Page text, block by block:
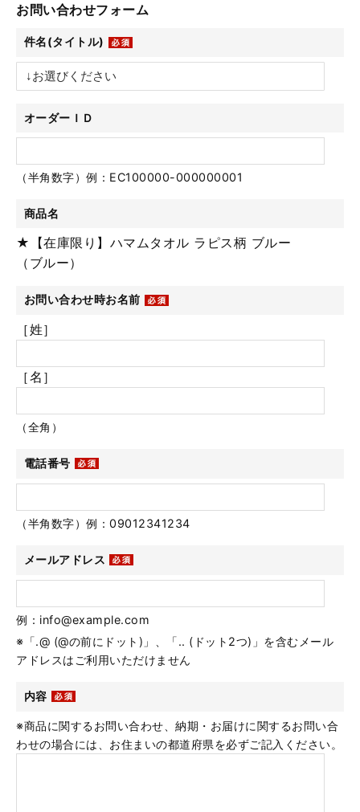
お問い合わせフォーム
件名(タイトル)
オーダーＩＤ
（半角数字）例：EC100000-000000001
商品名
★【在庫限り】ハマムタオル ラピス柄 ブルー
（ブルー）
お問い合わせ時お名前
［姓］
［名］
（全角）
電話番号
（半角数字）例：09012341234
メールアドレス
例：info@example.com
※「.@ (@の前にドット)」、「.. (ドット2つ)」を含むメール
アドレスはご利用いただけません
内容
※商品に関するお問い合わせ、納期・お届けに関するお問い合
わせの場合には、お住まいの都道府県を必ずご記入ください。